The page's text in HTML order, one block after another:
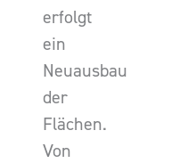
erfolgt
ein
Neuausbau
der
Flächen.
Von